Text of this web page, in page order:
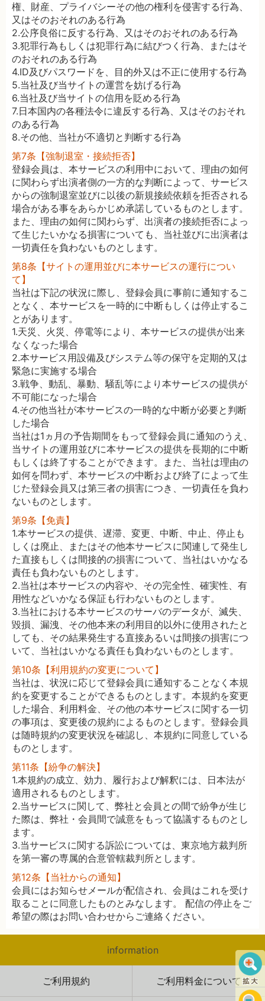
権、財産、プライバシーその他の権利を侵害する行為、
又はそのおそれのある行為
2.公序良俗に反する行為、又はそのおそれのある行為
3.犯罪行為もしくは犯罪行為に結びつく行為、またはそ
のおそれのある行為
4.ID及びパスワードを、目的外又は不正に使用する行為
5.当社及び当サイトの運営を妨げる行為
6.当社及び当サイトの信用を貶める行為
7.日本国内の各種法令に違反する行為、又はそのおそれ
のある行為
8.その他、当社が不適切と判断する行為
第7条【強制退室・接続拒否】
登録会員は、本サービスの利用中において、理由の如何
に関わらず出演者側の一方的な判断によって、サービス
からの強制退室並びに以後の新規接続依頼を拒否される
場合がある事をあらかじめ承諾しているものとします。
また、理由の如何に関わらず、出演者の接続拒否によっ
て生じたいかなる損害についても、当社並びに出演者は
一切責任を負わないものとします。
第8条【サイトの運用並びに本サービスの運行につい
て】
当社は下記の状況に際し、登録会員に事前に通知するこ
となく、本サービスを一時的に中断もしくは停止するこ
とがあります。
1.天災、火災、停電等により、本サービスの提供が出来
なくなった場合
2.本サービス用設備及びシステム等の保守を定期的又は
緊急に実施する場合
3.戦争、動乱、暴動、騒乱等により本サービスの提供が
不可能になった場合
4.その他当社が本サービスの一時的な中断が必要と判断
した場合
当社は1ヵ月の予告期間をもって登録会員に通知のうえ、
当サイトの運用並びに本サービスの提供を長期的に中断
もしくは終了することができます。また、当社は理由の
如何を問わず、本サービスの中断および終了によって生
じた登録会員又は第三者の損害につき、一切責任を負わ
ないものとします。
第9条【免責】
1.本サービスの提供、遅滞、変更、中断、中止、停止も
しくは廃止、またはその他本サービスに関連して発生し
た直接もしくは間接的の損害について、当社はいかなる
責任も負わないものとします。
2.当社は本サービスの内容や、その完全性、確実性、有
用性などいかなる保証も行わないものとします。
3.当社における本サービスのサーバのデータが、滅失、
毀損、漏洩、その他本来の利用目的以外に使用されたと
しても、その結果発生する直接あるいは間接の損害につ
いて、当社はいかなる責任も負わないものとします。
第10条【利用規約の変更について】
当社は、状況に応じて登録会員に通知することなく本規
約を変更することができるものとします。本規約を変更
した場合、利用料金、その他の本サービスに関する一切
の事項は、変更後の規約によるものとします。登録会員
は随時規約の変更状況を確認し、本規約に同意している
ものとします。
第11条【紛争の解決】
1.本規約の成立、効力、履行および解釈には、日本法が
適用されるものとします。
2.当サービスに関して、弊社と会員との間で紛争が生じ
た際は、弊社・会員間で誠意をもって協議するものとし
ます。
3.当サービスに関する訴訟については、東京地方裁判所
を第一審の専属的合意管轄裁判所とします。
第12条【当社からの通知】
会員にはお知らせメールが配信され、会員はこれを受け
取ることに同意したものとみなします。 配信の停止をご
希望の際はお問い合わせからご連絡ください。
information
ご利用規約 ご利用料金について